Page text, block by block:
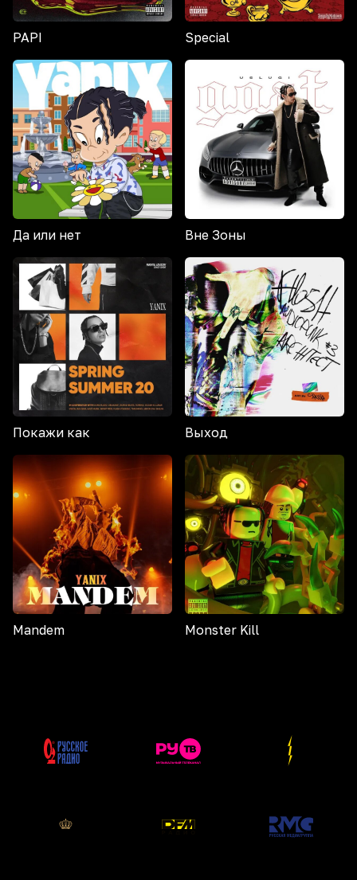
PAPI Special
Да или нет Вне Зоны
Покажи как Выход
Mandem Monster Kill